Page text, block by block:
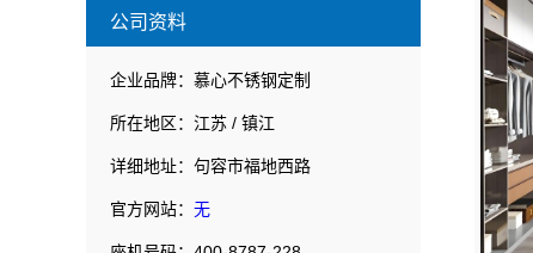
公司资料
企业品牌：慕心不锈钢定制
所在地区：江苏 / 镇江
详细地址：句容市福地西路
官方网站： 无